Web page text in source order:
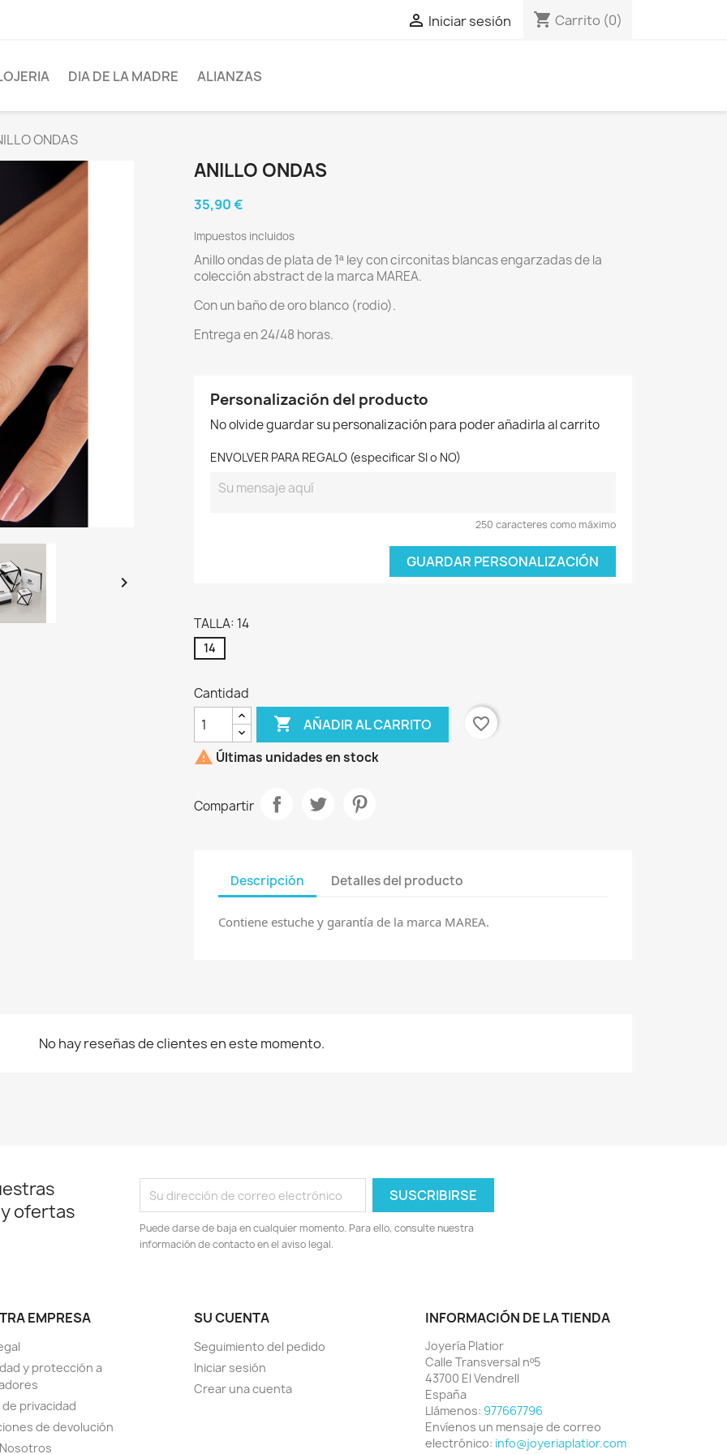
 Iniciar sesión shopping_cart Carrito (0)
DIA DE LA MADRE ALIANZAS
ONDAS

ANILLO ONDAS
35,90 €
Impuestos incluidos
Anillo ondas de plata de 1ª ley con circonitas blancas engarzadas de la
colección abstract de la marca MAREA.
Con un baño de oro blanco (rodio).
Entrega en 24/48 horas.
Personalización del producto
No olvide guardar su personalización para poder añadirla al carrito
ENVOLVER PARA REGALO (especificar SI o NO)
250 caracteres como máximo
GUARDAR PERSONALIZACIÓN
TALLA: 14
14
Cantidad
 AÑADIR AL CARRITO
favorite_border
 Últimas unidades en stock
Compartir
Descripción Detalles del producto
Contiene estuche y garantía de la marca MAREA.
No hay reseñas de clientes en este momento.
ofertas
Puede darse de baja en cualquier momento. Para ello, consulte nuestra
información de contacto en el aviso legal.
EMPRESA
y protección a
privacidad
de devolución
SU CUENTA
Seguimiento del pedido
Iniciar sesión
Crear una cuenta
INFORMACIÓN DE LA TIENDA
Joyería Platior
Calle Transversal nº5
43700 El Vendrell
España
Llámenos: 977667796
Envíenos un mensaje de correo
electrónico: info@joyeriaplatior.com